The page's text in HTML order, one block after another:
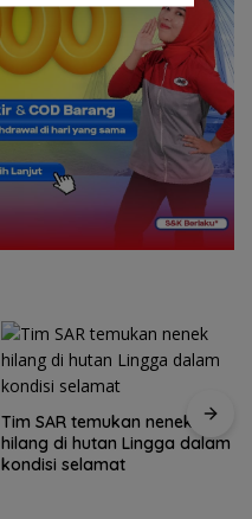
Tim SAR gabungan cari
nenek 68 tahun hilang di
Lingga Kepri